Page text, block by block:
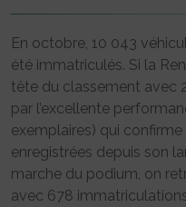
En octobre, 10 043
été immatriculés. Si la
tête du classement avec
par l’excellente
exemplaires) qui
enregistrées depuis son
marche du podium, on
avec 678